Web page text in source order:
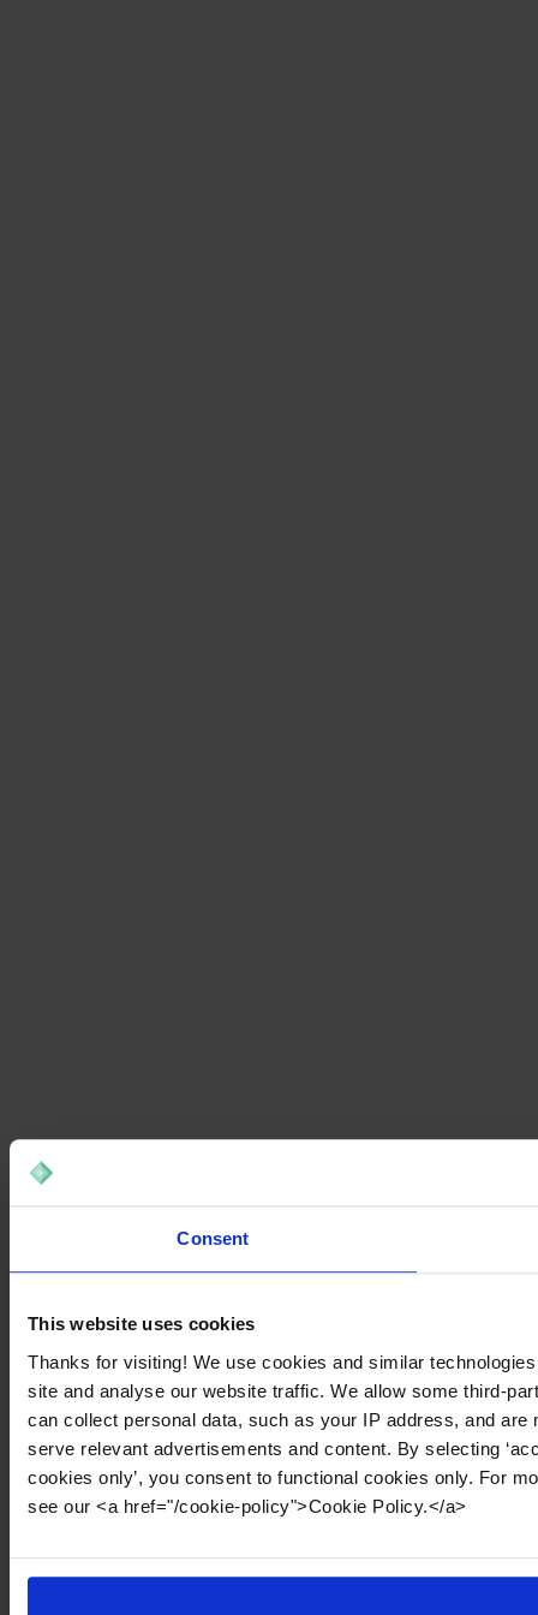
Consent
This website uses cookies
Thanks for visiting! We use cookies and similar
site and analyse our website traffic. We allow some third-
can collect personal data, such as your IP address, and
serve relevant advertisements and content. By selecting
cookies only’, you consent to functional cookies only. For
see our <a href="/cookie-policy">Cookie Policy.</a>